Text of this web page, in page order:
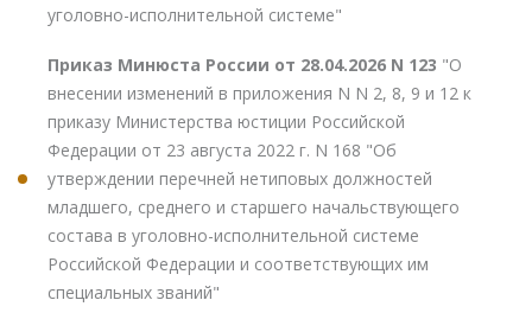
уголовно-исполнительной системе"
Приказ Минюста России от 28.04.2026 N 123 "О
внесении изменений в приложения N N 2, 8, 9 и 12 к
приказу Министерства юстиции Российской
Федерации от 23 августа 2022 г. N 168 "Об
утверждении перечней нетиповых должностей
младшего, среднего и старшего начальствующего
состава в уголовно-исполнительной системе
Российской Федерации и соответствующих им
специальных званий"